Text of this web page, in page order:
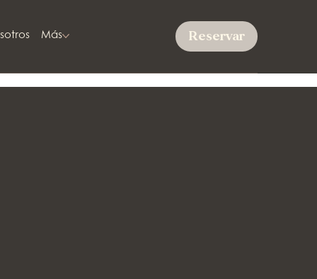
Más Reservar